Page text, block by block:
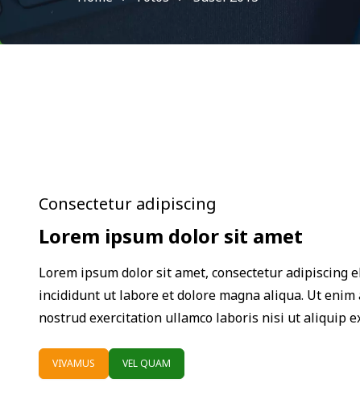
Consectetur adipiscing
Lorem ipsum dolor sit amet
Lorem ipsum dolor sit amet, consectetur adipiscing
incididunt ut labore et dolore magna aliqua. Ut enim
nostrud exercitation ullamco laboris nisi ut aliquip
VIVAMUS VEL QUAM